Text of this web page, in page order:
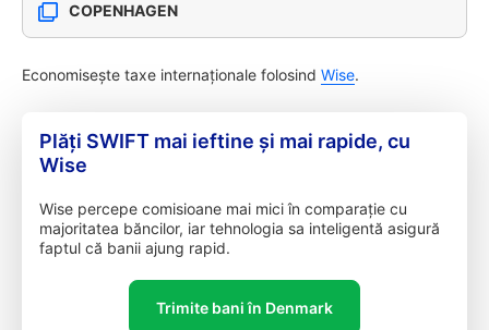
COPENHAGEN
Economisește taxe internaționale folosind Wise.
Plăți SWIFT mai ieftine și mai rapide, cu
Wise
Wise percepe comisioane mai mici în comparație cu
majoritatea băncilor, iar tehnologia sa inteligentă asigură
faptul că banii ajung rapid.
Trimite bani în Denmark